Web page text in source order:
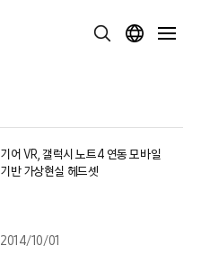
기어 VR, 갤럭시 노트4 연동 모바일
기반 가상현실 헤드셋
2014/10/01